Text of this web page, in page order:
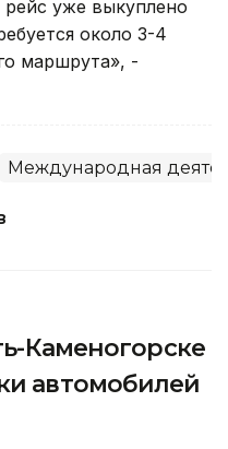
уже выкуплено
около 3-4
маршрута», -
Международная
Каменогорске
автомобилей